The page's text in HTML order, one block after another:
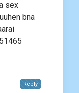
sex
bna
Reply